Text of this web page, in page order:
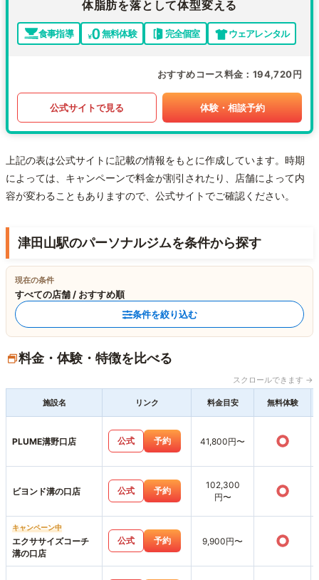
体脂肪を落として体型変える
食事指導 無料体験 完全個室 ウェアレンタル
おすすめコース料金 194,720円
公式サイトで見る 体験・相談予約
上記の表は公式サイトに記載の情報をもとに作成しています。時期
によっては、キャンペーンで料金が割引されたり、店舗によって内
容が変わることもありますので、公式サイトでご確認ください。
津田山駅のパーソナルジムを条件から探す
現在の条件
すべての店舗 / おすすめ順
条件を絞り込む
料金・体験・特徴を比べる
スクロールできます →
施設名 リンク 料金目安 無料体験
PLUME溝野口店 公式 予約 41,800円〜 ○
ビヨンド溝の口店 公式 予約
102,300
円〜
○
キャンペーン中
エクササイズコーチ
溝の口店
公式 予約 9,900円〜 ○